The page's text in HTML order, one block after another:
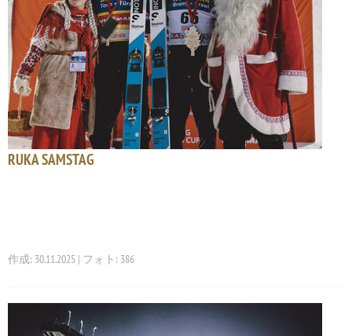
RUKA SAMSTAG
作成: 30.11.2025 | フォト: 386